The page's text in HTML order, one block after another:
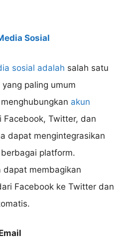
Sosial
sosial adalah salah satu
paling umum
akun
Facebook, Twitter, dan
dapat mengintegrasikan
platform.
dapat membagikan
Facebook ke Twitter dan